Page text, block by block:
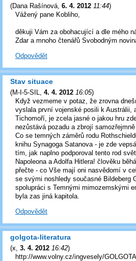
(Dana Rašínová, 6. 4. 2012 11:44)
Vážený pane Kobliho,
děkuji Vám za obohacující a dle mého
Zdar a mnoho čtenářů Svobodným
Odpovědět
Stav situace
(M-I-5-SIL 4. 4. 2012 16:05)
Když vezmeme v potaz, že zrovna
vyslala první vojenské posili k Austrálii,
Tichomoří, je zcela jasné o jakou hru
nezůstává pozadu a zbrojí samozřejmně
Co se temných záměrů rodu
knihu Synagoga Satanova - je zde
tím, jak naplno podporoval tento rod
Napoleona a Adolfa Hitlera! člověku
přečte - co Vše mají oni nasvědomí v
se svými noshledy současné Bildeberg
spolupráci s Temnými mimozemskými
byla zas jiná kapitola.
Odpovědět
golgota-literatura
(x 3. 4. 2012 16:42)
http://www.volny.cz/ingvesely/